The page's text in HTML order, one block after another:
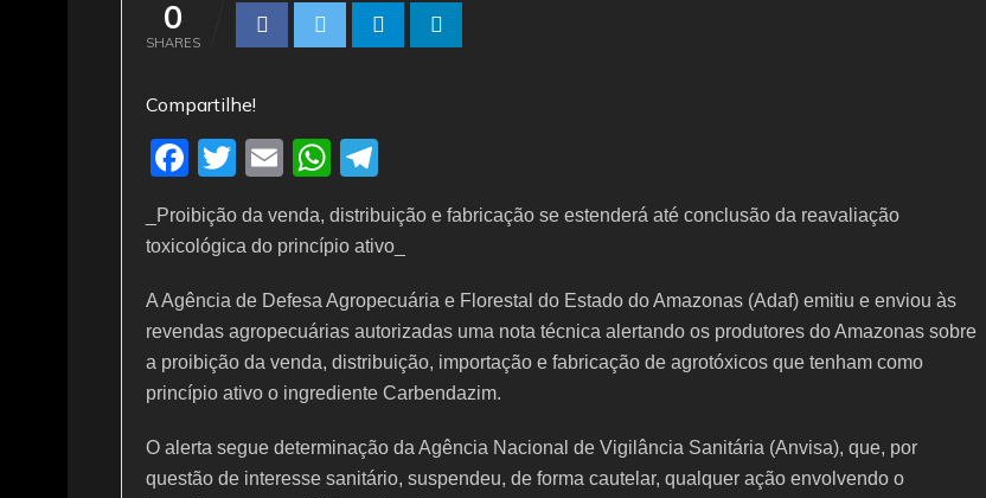
0
SHARES
Compartilhe!
F
a
c
b
o
o
T
w
itt
E
m
ai
W
h
at
A
p
p
el
e
gr
a
m
_Proibição da venda, distribuição e fabricação se estenderá até conclusão da reavaliação
toxicológica do princípio ativo_
A Agência de Defesa Agropecuária e Florestal do Estado do Amazonas (Adaf) emitiu e enviou às
revendas agropecuárias autorizadas uma nota técnica alertando os produtores do Amazonas sobre
a proibição da venda, distribuição, importação e fabricação de agrotóxicos que tenham como
princípio ativo o ingrediente Carbendazim.
O alerta segue determinação da Agência Nacional de Vigilância Sanitária (Anvisa), que, por
questão de interesse sanitário, suspendeu, de forma cautelar, qualquer ação envolvendo o